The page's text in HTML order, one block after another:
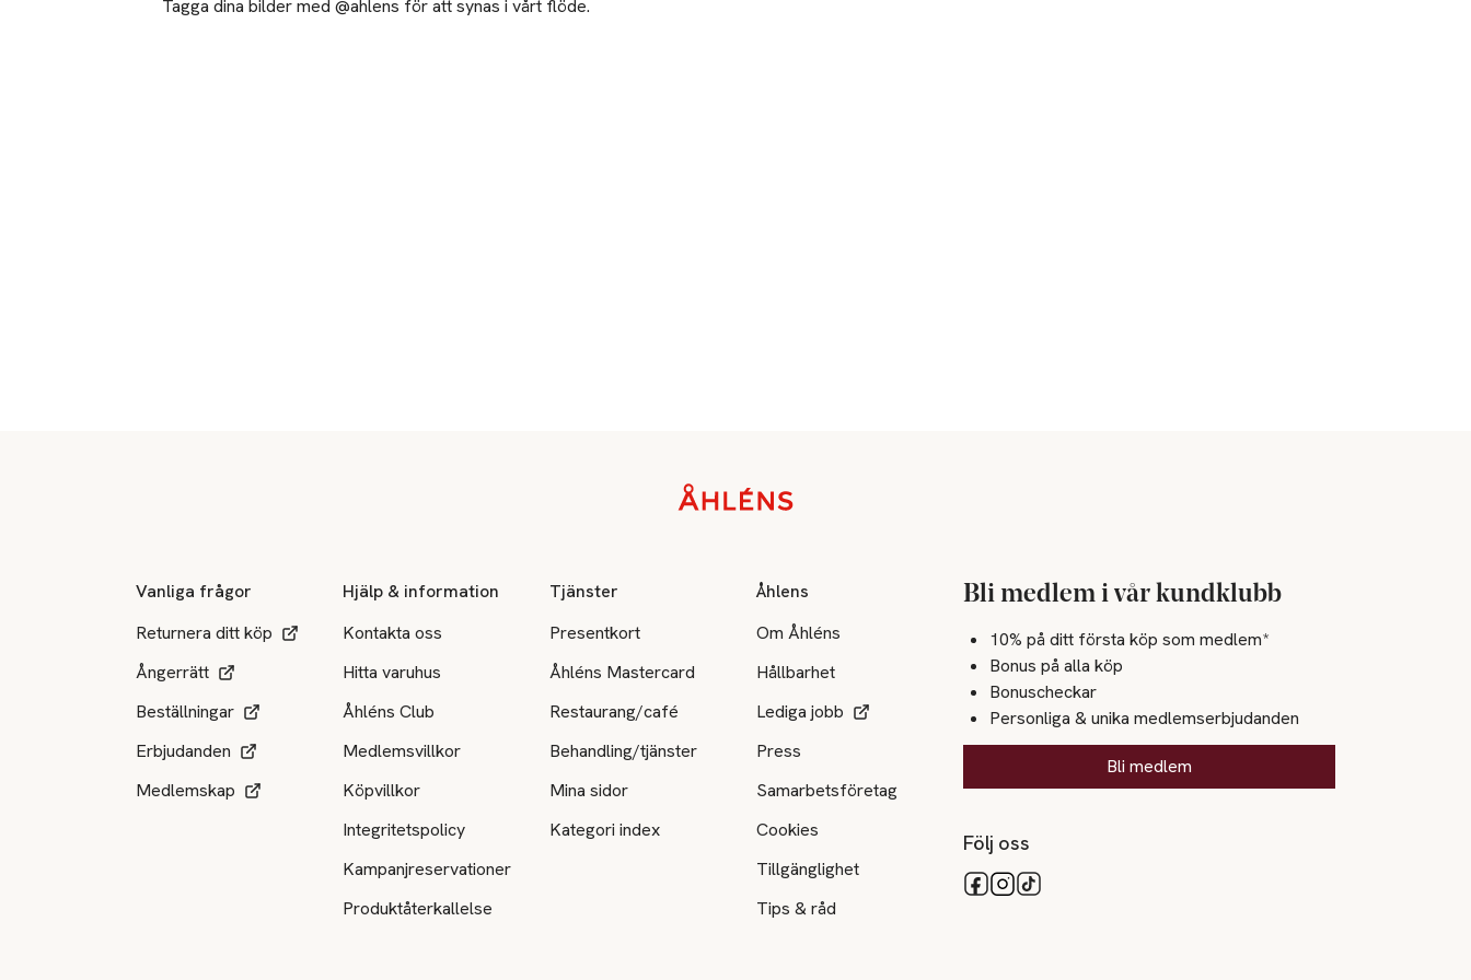
Tagga dina bilder med @ahlens för att synas i vårt flöde.
Vanliga frågor
Returnera ditt köp
Ångerrätt
Beställningar
Erbjudanden
Medlemskap
Hjälp & information
Kontakta oss
Hitta varuhus
Åhléns Club
Medlemsvillkor
Köpvillkor
Integritetspolicy
Kampanjreservationer
Produktåterkallelse
Tjänster
Presentkort
Åhléns Mastercard
Restaurang/café
Behandling/tjänster
Mina sidor
Kategori index
Åhlens
Om Åhléns
Hållbarhet
Lediga jobb
Press
Samarbetsföretag
Cookies
Tillgänglighet
Tips & råd
Bli medlem i vår kundklubb
10% på ditt första köp som medlem*
Bonus på alla köp
Bonuscheckar
Personliga & unika medlemserbjudanden
Bli medlem
Följ oss